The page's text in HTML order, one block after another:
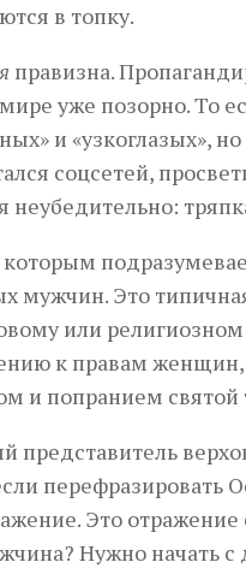
в топку.
правизна.
уже позорно. То
и «узкоглазых»,
соцсетей,
неубедительно:
мужчин. Это
или
к правам женщин,
и попранием
представитель
перефразировать
Это
Нужно начать с